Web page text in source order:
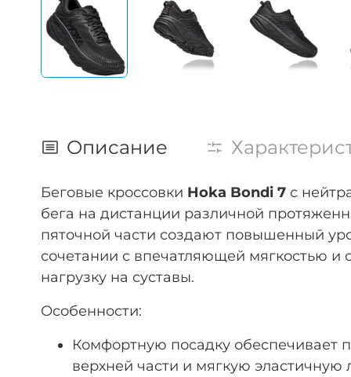
Описание
Беговые кроссовки Hoka Bondi 7 с
бега на дистанции различной
пяточной части создают повышенный
сочетании с впечатляющей мягкостью
нагрузку на суставы.
Особенности:
Комфортную посадку обеспечивает
верхней части и мягкую эластичную